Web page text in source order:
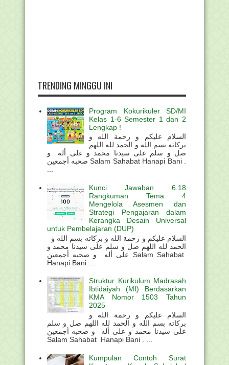
TRENDING MINGGU INI
Program Kokurikuler SD/MI
Kelas 1-6 Semester 1 dan 2
Lengkap !
السلام عليكم و رحمة الله و
بركاته بسم الله و الحمد لله اللهم
صل و سلم على سيدنا محمد و على أله و
صحبه أجمعين Salam Sahabat Hanapi Bani .
...
Kunci Jawaban 6.18
Rangkuman Tema 4
Mengelola Asesmen dan
Strategi Pengajaran dalam
Kerangka Desain Universal
untuk Pembelajaran (DUP)
الحمد لله اللهم صل و سلم على سيدنا محمد و
على أله و صحبه أجمعين Salam Sahabat
Hanapi Bani ....
Struktur Kurikulum Madrasah
Ibtidaiyah (MI) Berdasarkan
KMA Nomor 1503 Tahun
2025
السلام عليكم و رحمة الله و
بركاته بسم الله و الحمد لله اللهم صل و سلم
على سيدنا محمد و على أله و صحبه أجمعين
Salam Sahabat Hanapi Bani . ...
Kumpulan Contoh Surat